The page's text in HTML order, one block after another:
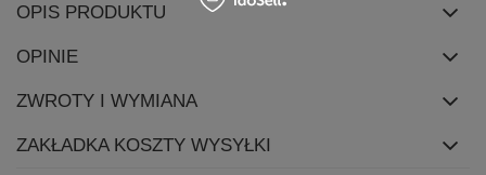
OPIS PRODUKTU
OPINIE
ZWROTY I WYMIANA
ZAKŁADKA KOSZTY WYSYŁKI